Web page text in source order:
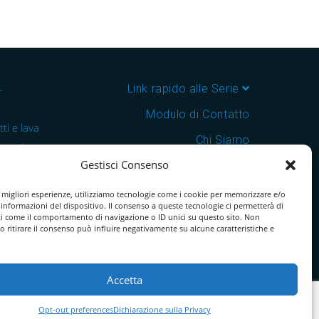
Gestisci Consenso
esperienze, utilizziamo tecnologie come i cookie per memorizzare e/o
informazioni del dispositivo. Il consenso a queste tecnologie ci permetterà di
come il comportamento di navigazione o ID unici su questo sito. Non
ritirare il consenso può influire negativamente su alcune caratteristiche e
Accetta
Opt-out preferencesDichiarazione sulla Privacy
e lava
e
in
Link rapido alle Serie
Modulo di Contatto
Chi Siamo
Download Catalogo PDF
Cookie Policy